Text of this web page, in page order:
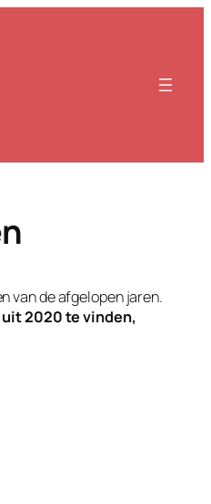
van de afgelopen jaren.
2020 te vinden,